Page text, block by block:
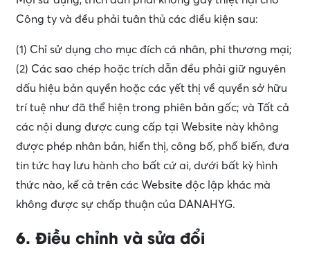
Công ty và đều phải tuân thủ các điều kiện sau:
(1) Chỉ sử dụng cho mục đích cá nhân, phi thương mại;
(2) Các sao chép hoặc trích dẫn đều phải giữ nguyên
dấu hiệu bản quyền hoặc các yết thị về quyền sở hữu
trí tuệ như đã thể hiện trong phiên bản gốc; và Tất cả
các nội dung được cung cấp tại Website này không
được phép nhân bản, hiển thị, công bố, phổ biến, đưa
tin tức hay lưu hành cho bất cứ ai, dưới bất kỳ hình
thức nào, kể cả trên các Website độc lập khác mà
không được sự chấp thuận của DANAHYG.
6. Điều chỉnh và sửa đổi